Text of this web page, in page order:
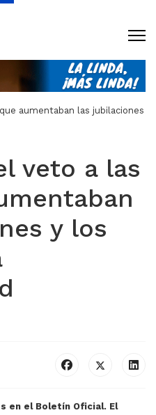
veto a las
y los
en el Boletín Oficial. El